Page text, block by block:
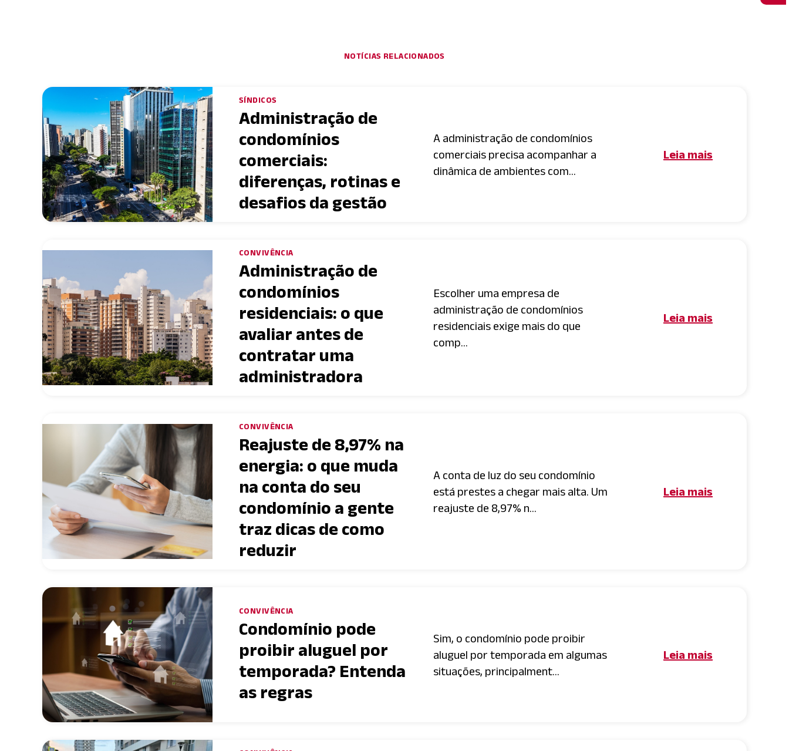
NOTÍCIAS RELACIONADOS
SÍNDICOS
Administração de
condomínios
comerciais:
diferenças, rotinas e
desafios da gestão
A administração de condomínios
comerciais precisa acompanhar a
dinâmica de ambientes com...
Leia mais
CONVIVÊNCIA
Administração de
condomínios
residenciais: o que
avaliar antes de
contratar uma
administradora
Escolher uma empresa de
administração de condomínios
residenciais exige mais do que
comp...
Leia mais
CONVIVÊNCIA
Reajuste de 8,97% na
energia: o que muda
na conta do seu
condomínio a gente
traz dicas de como
reduzir
A conta de luz do seu condomínio
está prestes a chegar mais alta. Um
reajuste de 8,97% n...
Leia mais
CONVIVÊNCIA
Condomínio pode
proibir aluguel por
temporada? Entenda
as regras
Sim, o condomínio pode proibir
aluguel por temporada em algumas
situações, principalment...
Leia mais